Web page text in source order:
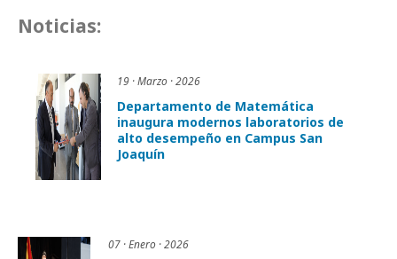
Noticias:
19 · Marzo · 2026
Departamento de Matemática
inaugura modernos laboratorios de
alto desempeño en Campus San
Joaquín
07 · Enero · 2026